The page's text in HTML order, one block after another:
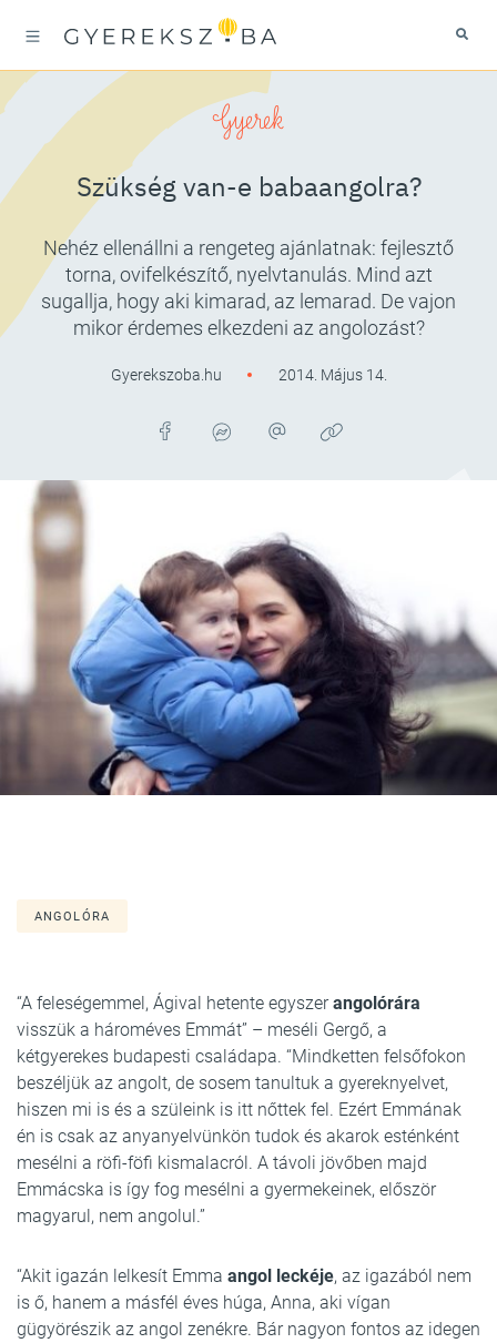
Gyerek
Szükség van-e babaangolra?
Nehéz ellenállni a rengeteg ajánlatnak: fejlesztő
torna, ovifelkészítő, nyelvtanulás. Mind azt
sugallja, hogy aki kimarad, az lemarad. De vajon
mikor érdemes elkezdeni az angolozást?
Gyerekszoba.hu 2014. Május 14.
ANGOLÓRA
“A feleségemmel, Ágival hetente egyszerangolórára
visszük a hároméves Emmát” – meséli Gergő, a
kétgyerekes budapesti családapa. “Mindketten felsőfokon
beszéljük az angolt, de sosem tanultuk a gyereknyelvet,
hiszen mi is és a szüleink is itt nőttek fel. Ezért Emmának
én is csak az anyanyelvünkön tudok és akarok esténként
mesélni a röfi-föfi kismalacról. A távoli jövőben majd
Emmácska is így fog mesélni a gyermekeinek, először
magyarul, nem angolul.”
“Akit igazán lelkesít Emma angol leckéje, az igazából nem
is ő, hanem a másfél éves húga, Anna, aki vígan
gügyörészik az angol zenékre. Bár nagyon fontos az idegen